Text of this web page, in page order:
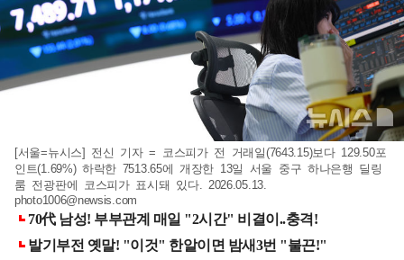
[서울=뉴시스] 전신 기자 = 코스피가 전 거래일(7643.15)보다 129.50포
인트(1.69%) 하락한 7513.65에 개장한 13일 서울 중구 하나은행 딜링
룸 전광판에 코스피가 표시돼 있다. 2026.05.13.
photo1006@newsis.com